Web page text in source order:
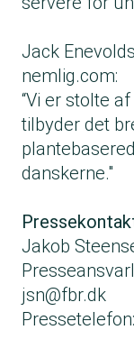
Jack
nemlig.com:
“Vi er stolte
tilbyder det
danskerne."
Jakob
jsn@fbr.dk
Pressetelefon: